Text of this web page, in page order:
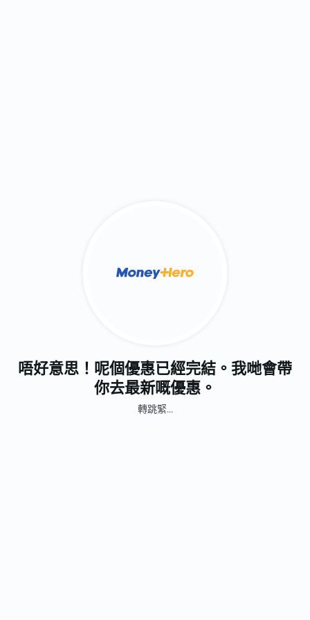
唔好意思！呢個優惠已經完結。我哋會帶
你去最新嘅優惠。
轉跳緊...